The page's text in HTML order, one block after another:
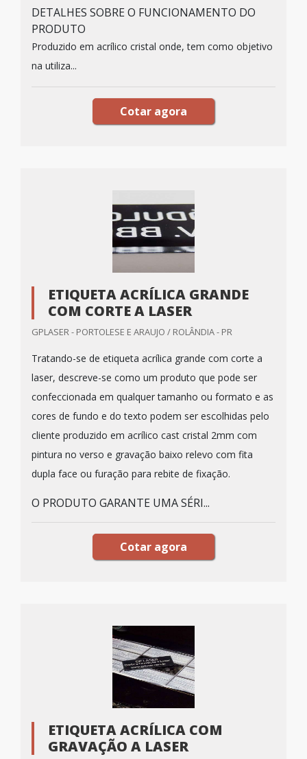
DETALHES SOBRE O FUNCIONAMENTO DO
PRODUTO
Produzido em acrílico cristal onde, tem como objetivo
na utiliza...
Cotar agora
ETIQUETA ACRÍLICA GRANDE
COM CORTE A LASER
GPLASER - PORTOLESE E ARAUJO / ROLÂNDIA - PR
Tratando-se de etiqueta acrílica grande com corte a
laser, descreve-se como um produto que pode ser
confeccionada em qualquer tamanho ou formato e as
cores de fundo e do texto podem ser escolhidas pelo
cliente produzido em acrílico cast cristal 2mm com
pintura no verso e gravação baixo relevo com fita
dupla face ou furação para rebite de fixação.
O PRODUTO GARANTE UMA SÉRI...
Cotar agora
ETIQUETA ACRÍLICA COM
GRAVAÇÃO A LASER